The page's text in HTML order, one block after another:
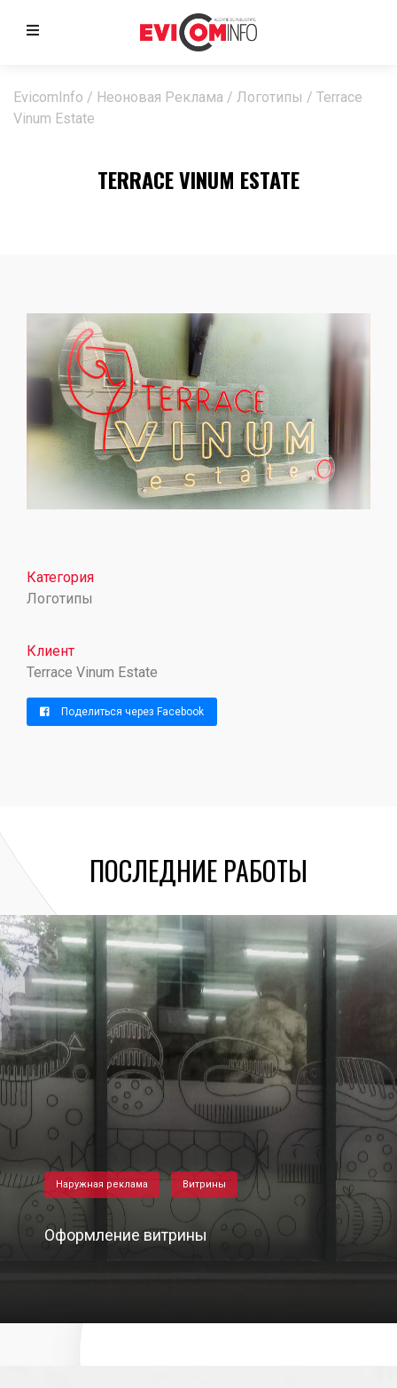
EvicomInfo / Неоновая Реклама / Логотипы / Terrace
Vinum Estate
TERRACE VINUM ESTATE
Категория
Логотипы
Клиент
Terrace Vinum Estate
Поделиться через Facebook
ПОСЛЕДНИЕ РАБОТЫ
Наружная реклама Витрины
Оформление витрины